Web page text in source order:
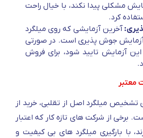
مشکلی پیدا نکند، با خیال راحت
کرد.
آخرین آزمایشی که روی میلگرد
جوش پذیری است. در صورتی
آزمایش تایید شود، برای فروش
تشخیص میلگرد اصل از تقلبی، خرید از
برخی از شرکت های تازه کار که اعتبار
با بارگیری میلگرد های بی کیفیت و